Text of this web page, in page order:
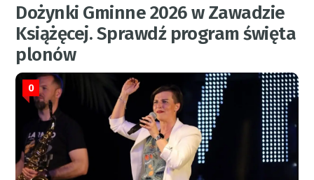
Dożynki Gminne 2026 w Zawadzie
Książęcej. Sprawdź program święta
plonów
0